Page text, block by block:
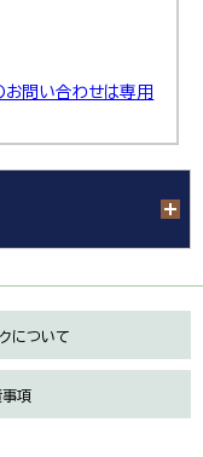
お問い合わせは専用
について
事項